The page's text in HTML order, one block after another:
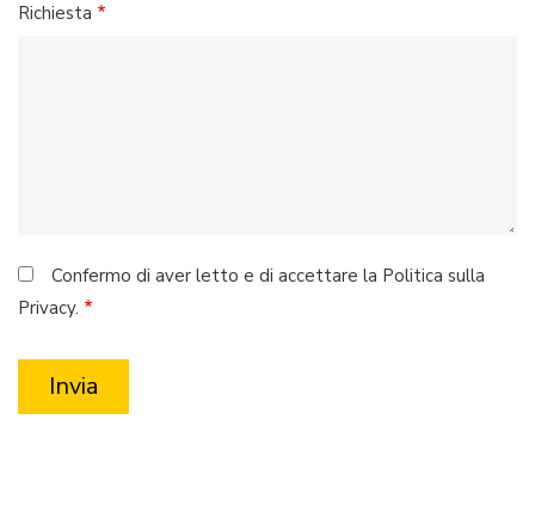
Richiesta
Confermo di aver letto e di accettare la Politica sulla
Privacy.